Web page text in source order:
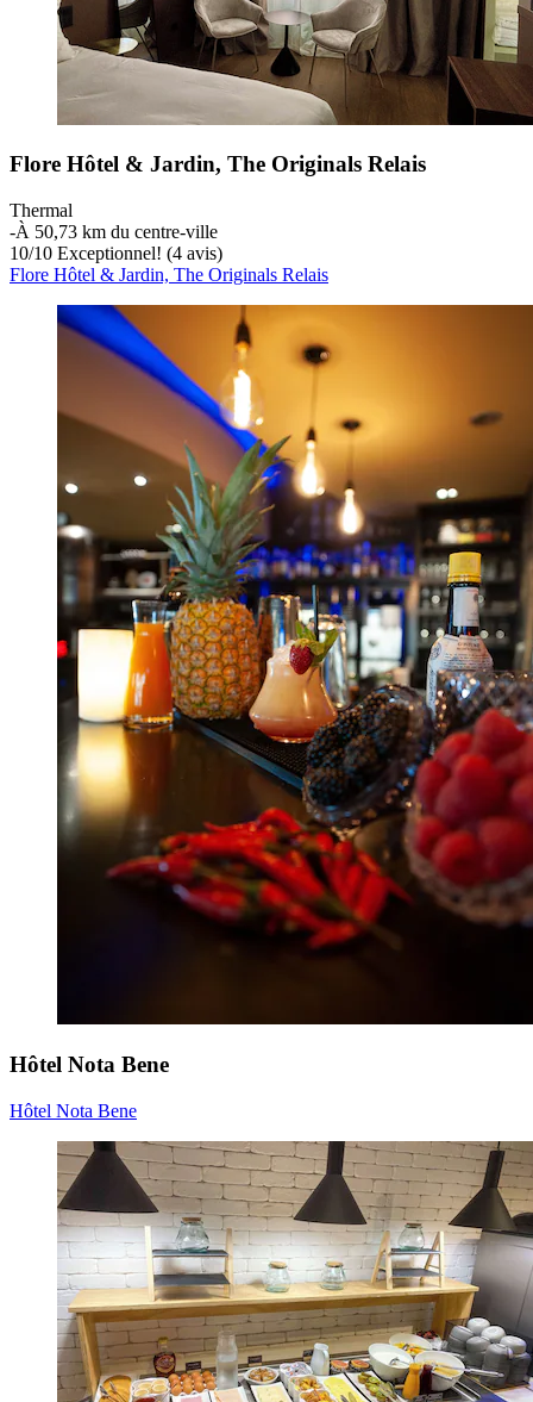
Flore Hôtel & Jardin, The Originals Relais
Thermal
‐À 50,73 km du centre-ville
10/10 Exceptionnel! (4 avis)
Flore Hôtel & Jardin, The Originals Relais
Hôtel Nota Bene
Hôtel Nota Bene